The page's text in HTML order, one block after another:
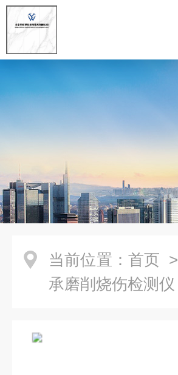
当前位置： 首页 >
承磨削烧伤检测仪